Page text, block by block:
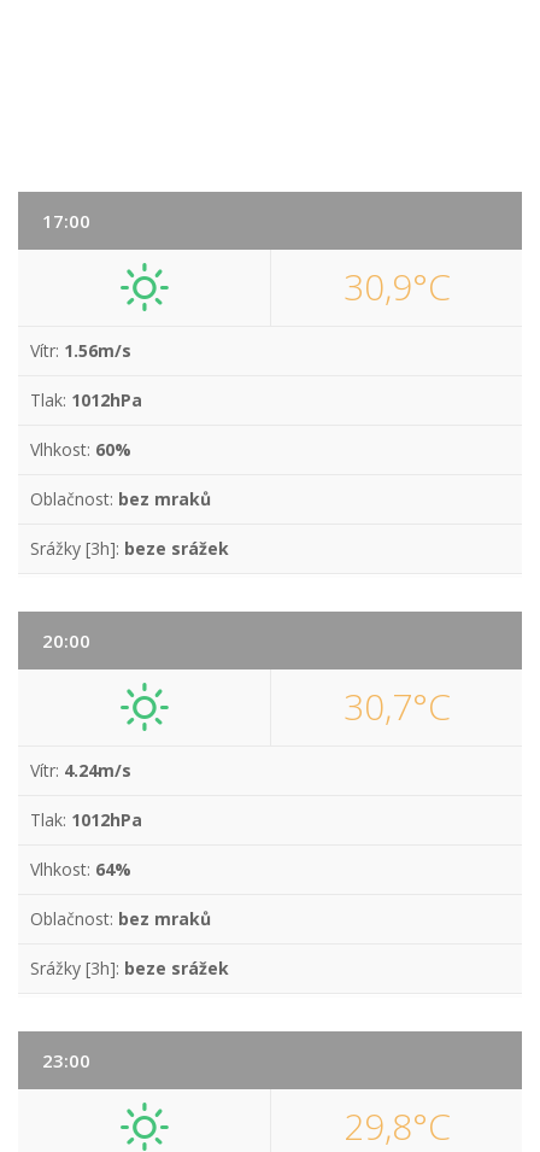
17:00
30,9°C
Vítr: 1.56m/s
Tlak: 1012hPa
Vlhkost: 60%
Oblačnost: bez mraků
Srážky [3h]: beze srážek
20:00
30,7°C
Vítr: 4.24m/s
Tlak: 1012hPa
Vlhkost: 64%
Oblačnost: bez mraků
Srážky [3h]: beze srážek
23:00
29,8°C